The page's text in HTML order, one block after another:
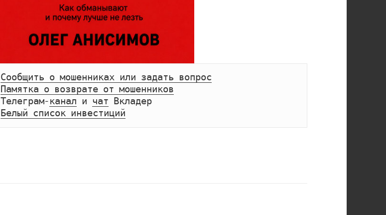
Сообщить о мошенниках или задать вопрос
Памятка о возврате от мошенников
Телеграм- канал и чат
Вкладер
Белый список инвестиций